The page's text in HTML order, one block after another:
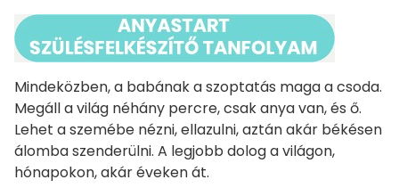
Mindeközben, a babának a szoptatás maga a csoda.
Megáll a világ néhány percre, csak anya van, és ő.
Lehet a szemébe nézni, ellazulni, aztán akár békésen
álomba szenderülni. A legjobb dolog a világon,
hónapokon, akár éveken át.